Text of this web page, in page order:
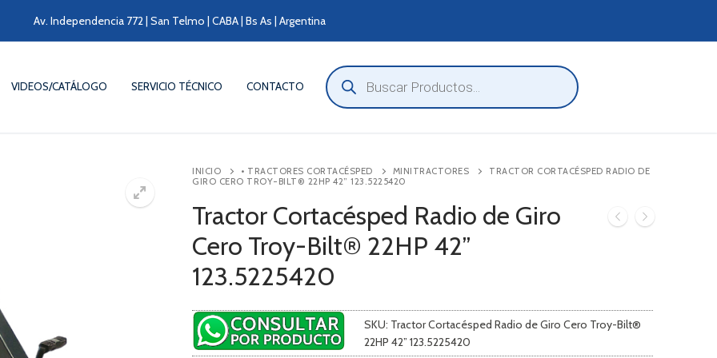
Av. Independencia 772 | San Telmo | CABA | Bs As | Argentina
VIDEOS/CATÁLOGO SERVICIO TÉCNICO CONTACTO
Búsqueda
de
productos
INICIO • TRACTORES CORTACÉSPED MINITRACTORES
TRACTOR CORTACÉSPED RADIO DE
GIRO CERO TROY-BILT® 22HP 42” 123.5225420
Tractor Cortacésped Radio de Giro
Cero Troy-Bilt® 22HP 42”
123.5225420
SKU: Tractor Cortacésped Radio de Giro Cero Troy-Bilt®
22HP 42” 123.5225420